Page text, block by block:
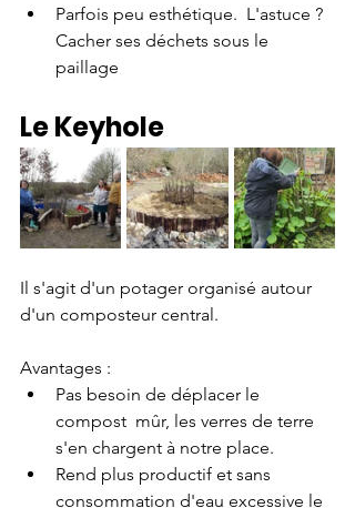
Parfois peu esthétique.  L'astuce ?
Cacher ses déchets sous le
paillage
Le Keyhole
Il s'agit d'un potager organisé autour
d'un composteur central.
Avantages :
Pas besoin de déplacer le
compost  mûr, les verres de terre
s'en chargent à notre place.
Rend plus productif et sans
consommation d'eau excessive le